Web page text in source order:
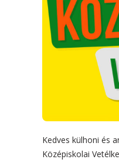
Kedves külhoni és
Középiskolai